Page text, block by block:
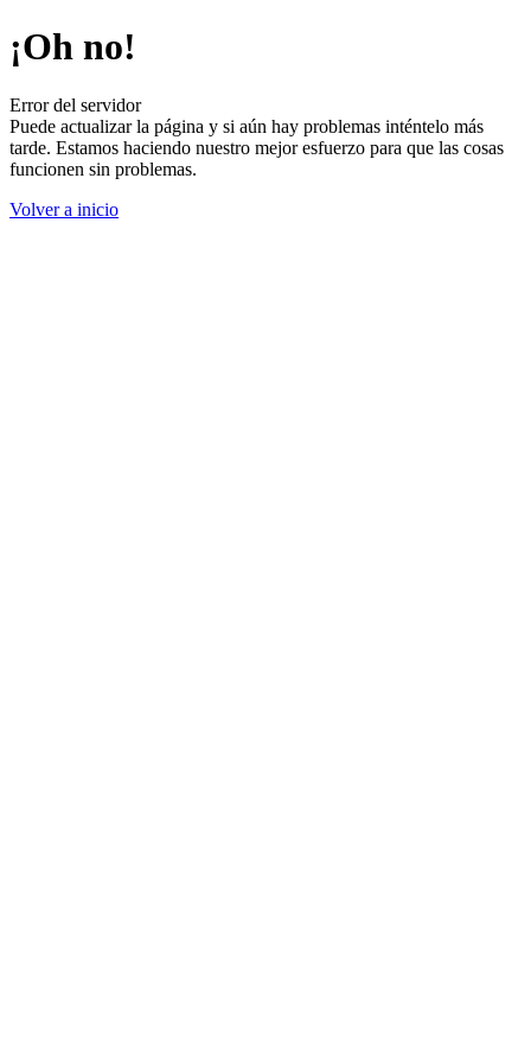
¡Oh no!
Error del servidor
Puede actualizar la página y si aún hay problemas inténtelo más
tarde. Estamos haciendo nuestro mejor esfuerzo para que las cosas
funcionen sin problemas.
Volver a inicio